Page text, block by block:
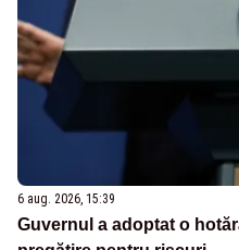
6 aug. 2026, 15:39
Guvernul a adoptat o